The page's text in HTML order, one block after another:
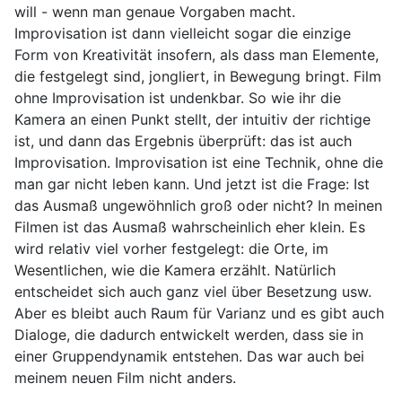
will - wenn man genaue Vorgaben macht.
Improvisation ist dann vielleicht sogar die einzige
Form von Kreativität insofern, als dass man Elemente,
die festgelegt sind, jongliert, in Bewegung bringt. Film
ohne Improvisation ist undenkbar. So wie ihr die
Kamera an einen Punkt stellt, der intuitiv der richtige
ist, und dann das Ergebnis überprüft: das ist auch
Improvisation. Improvisation ist eine Technik, ohne die
man gar nicht leben kann. Und jetzt ist die Frage: Ist
das Ausmaß ungewöhnlich groß oder nicht? In meinen
Filmen ist das Ausmaß wahrscheinlich eher klein. Es
wird relativ viel vorher festgelegt: die Orte, im
Wesentlichen, wie die Kamera erzählt. Natürlich
entscheidet sich auch ganz viel über Besetzung usw.
Aber es bleibt auch Raum für Varianz und es gibt auch
Dialoge, die dadurch entwickelt werden, dass sie in
einer Gruppendynamik entstehen. Das war auch bei
meinem neuen Film nicht anders.